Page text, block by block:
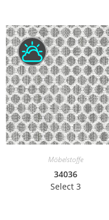
Möbelstoffe
34036
Select 3